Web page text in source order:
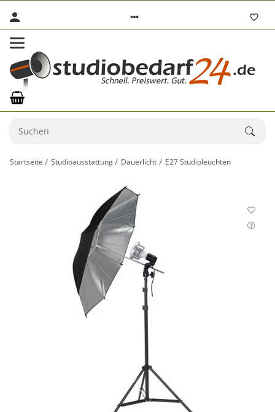
Startseite Studioausstattung Dauerlicht E27 Studioleuchten